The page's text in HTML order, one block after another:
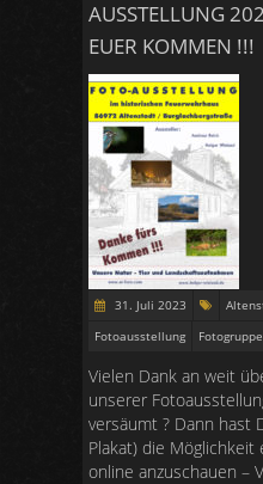
AUSSTELLUNG
EUER KOMMEN !!!
31. Juli 2023
Fotoausstellung
Fotogruppe
Vielen Dank an weit
unserer
versäumt ? Dann hast
Plakat) die
online anzuschauen –